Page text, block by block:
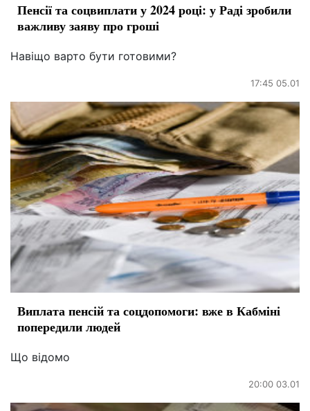
Пенсії та соцвиплати у 2024 році: у Раді зробили
важливу заяву про гроші
Навіщо варто бути готовими?
17:45 05.01
Виплата пенсій та соцдопомоги: вже в Кабміні
попередили людей
Що відомо
20:00 03.01